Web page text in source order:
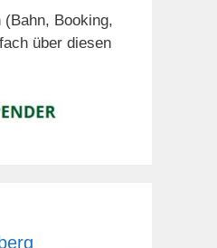
(Bahn, Booking,
über diesen